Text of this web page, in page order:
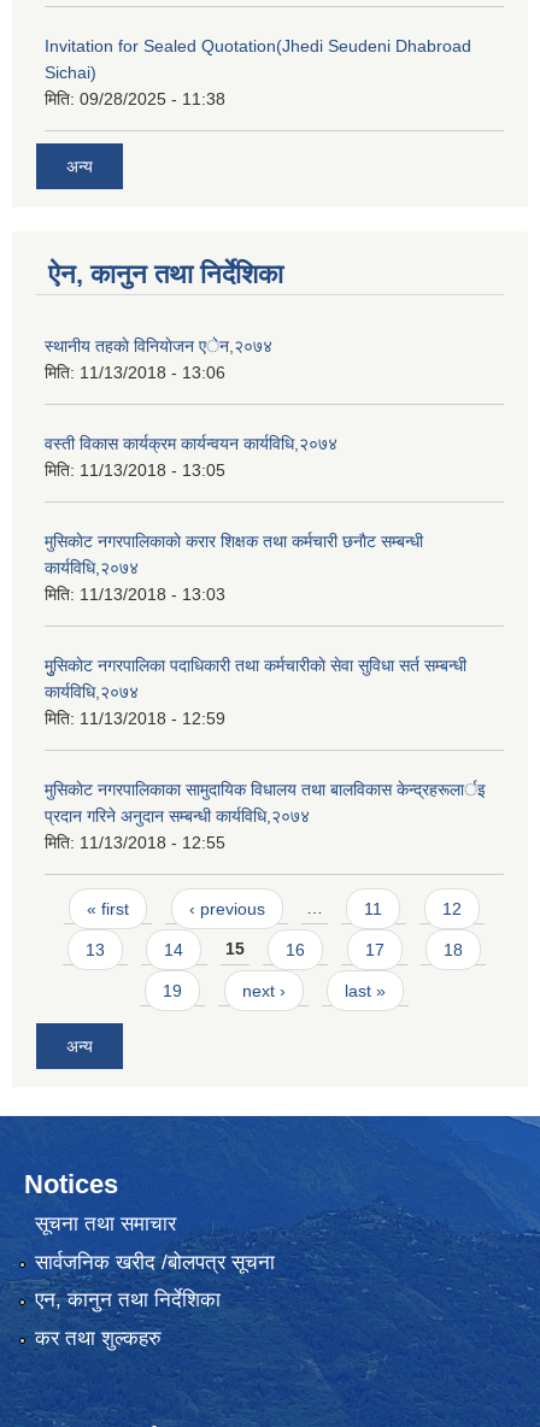
Invitation for Sealed Quotation(Jhedi Seudeni Dhabroad
Sichai)
मिति: 09/28/2025 - 11:38
अन्य
ऐन, कानुन तथा निर्देशिका
स्थानीय तहकाे विनियाेजन एेन,२०७४
मिति: 11/13/2018 - 13:06
वस्ती विकास कार्यक्रम कार्यन्वयन कार्यविधि,२०७४
मिति: 11/13/2018 - 13:05
मुसिकाेट नगरपालिकाकाे करार शिक्षक तथा कर्मचारी छनाैट सम्बन्धी
कार्यविधि,२०७४
मिति: 11/13/2018 - 13:03
मुुसिकाेट नगरपालिका पदाधिकारी तथा कर्मचारीकाे सेवा सुविधा सर्त सम्बन्धी
कार्यविधि,२०७४
मिति: 11/13/2018 - 12:59
मुसिकाेट नगरपालिकाका सामुदायिक विधालय तथा बालविकास केन्द्रहरूलार्इ
प्रदान गरिने अनुदान सम्बन्धी कार्यविधि,२०७४
मिति: 11/13/2018 - 12:55
Pages
« first ‹ previous … 11 12
13 14 15 16 17 18
19 next › last »
अन्य
Notices
सूचना तथा समाचार
सार्वजनिक खरीद /बोलपत्र सूचना
एन, कानुन तथा निर्देशिका
कर तथा शुल्कहरु